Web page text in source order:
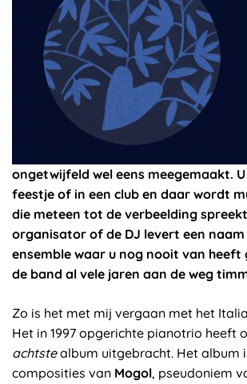
ongetwijfeld wel eens meegemaakt.
feestje of in een club en daar wordt
die meteen tot de verbeelding
organisator of de DJ levert een naam
ensemble waar u nog nooit van heeft
de band al vele jaren aan de weg
Zo is het met mij vergaan met het
Het in 1997 opgerichte pianotrio heeft
achtstealbum uitgebracht. Het album
composities van Mogol, pseudoniem